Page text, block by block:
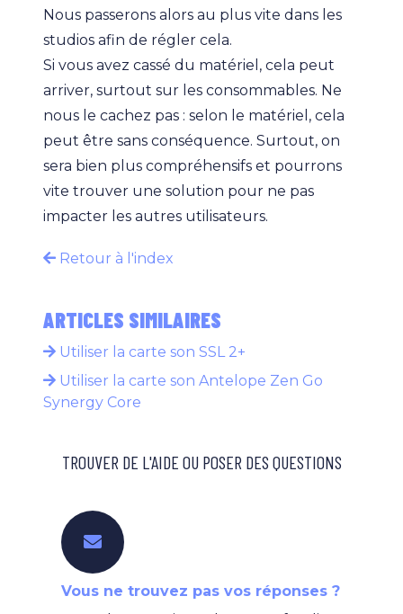
Nous passerons alors au plus vite dans les
studios afin de régler cela.
Si vous avez cassé du matériel, cela peut
arriver, surtout sur les consommables. Ne
nous le cachez pas : selon le matériel, cela
peut être sans conséquence. Surtout, on
sera bien plus compréhensifs et pourrons
vite trouver une solution pour ne pas
impacter les autres utilisateurs.
Retour à l'index
ARTICLES SIMILAIRES
Utiliser la carte son SSL 2+
Utiliser la carte son Antelope Zen Go
Synergy Core
TROUVER DE L'AIDE OU POSER DES QUESTIONS
Vous ne trouvez pas vos réponses ?